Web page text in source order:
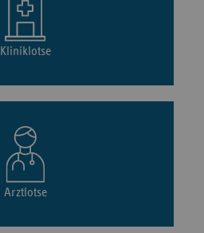
Kliniklotse
Arztlotse